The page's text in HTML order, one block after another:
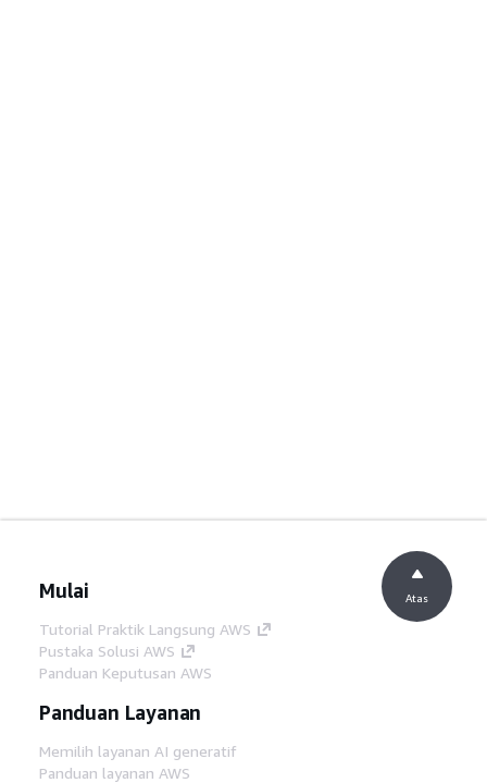
Mulai
Tutorial Praktik Langsung AWS
Pustaka Solusi AWS
Panduan Keputusan AWS
Panduan Layanan
Memilih layanan AI generatif
Panduan layanan AWS
Atas